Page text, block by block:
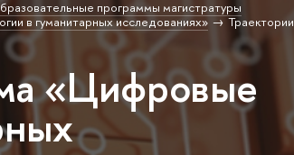
программы магистратуры
в гуманитарных исследованиях»
Траектории
«Цифровые